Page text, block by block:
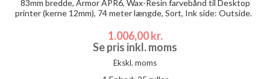
83mm bredde, Armor APR6, Wax-Resin farvebånd til Desktop
printer (kerne 12mm), 74 meter længde, Sort, Ink side: Outside.
1.006,00 kr.
Se pris inkl. moms
Ekskl. moms